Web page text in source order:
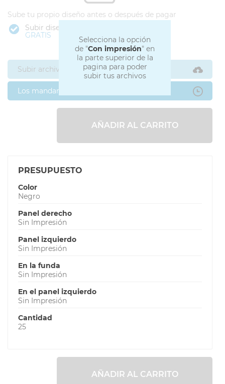
Selecciona la opción
de "Con impresión" en
la parte superior de la
pagina para poder
subir tus archivos
Sube tu propio diseño antes o después de pagar
Subir diseño
GRATIS
Subir archivos ahora
Los mandaré después
AÑADIR AL CARRITO
PRESUPUESTO
Color
Negro
Panel derecho
Sin Impresión
Panel izquierdo
Sin Impresión
En la funda
Sin Impresión
En el panel izquierdo
Sin Impresión
Cantidad
25
AÑADIR AL CARRITO